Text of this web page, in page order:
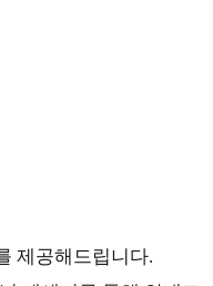
제공해드립니다.